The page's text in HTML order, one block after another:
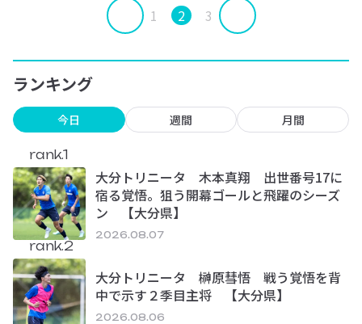
1 2 3
ランキング
今日 週間 月間
rank.1
大分トリニータ 木本真翔 出世番号17に
宿る覚悟。狙う開幕ゴールと飛躍のシーズ
ン 【大分県】
2026.08.07
rank.2
大分トリニータ 榊原彗悟 戦う覚悟を背
中で示す２季目主将 【大分県】
2026.08.06